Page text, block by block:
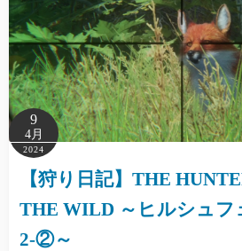
9
4月
2024
【狩り日記】THE
THE WILD ～ヒルシュフ
2-②～